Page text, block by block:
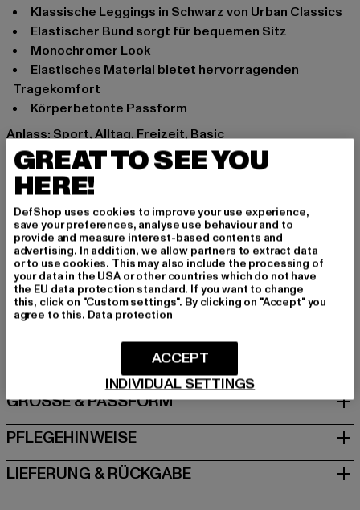
klassische Leggings in Schwarz von Urban Classics
elastischer Bund sorgt für bequemen Sitz
monochromer Look
elastisches Material bietet hervorragenden
Tragekomfort
körperbetonte Passform
Anlass: Sport, Alltag, Freizeit, Basic
Schnitt: Figurbetont
Marke: Urban Classics
Kat.: Leggings
Farbe: schwarz
Hersteller Farbe: black
Materialzusammensetzung: 92% Nylon, 8% Elasthan
Art.Nr: TB604-00007
Hersteller: TB International GmbH |info@tbint.de
Dr.-Robert-Murjahn-Straße 7 | 64372 Ober-Ramstadt |
GRÖSSE & PASSFORM
PFLEGEHINWEISE
LIEFERUNG & RÜCKGABE
GREAT TO SEE YOU
HERE!
DefShop uses cookies to improve your use experience,
save your preferences, analyse use behaviour and to
provide and measure interest-based contents and
advertising. In addition, we allow partners to extract data
or to use cookies. This may also include the processing of
your data in the USA or other countries which do not have
the EU data protection standard. If you want to change
this, click on "Custom settings". By clicking on "Accept" you
agree to this. Data protection
INDIVIDUAL SETTINGS
ACCEPT